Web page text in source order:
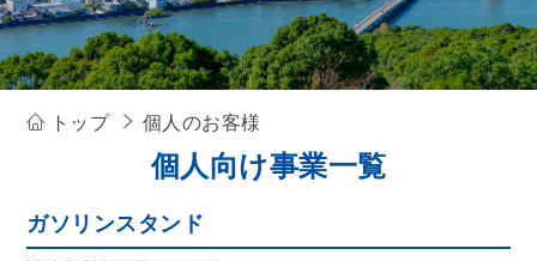
トップ 個人のお客様
個人向け事業一覧
ガソリンスタンド
個人のお客様
- ガソリンスタンド
- レンタカー
- よんでんコラボ